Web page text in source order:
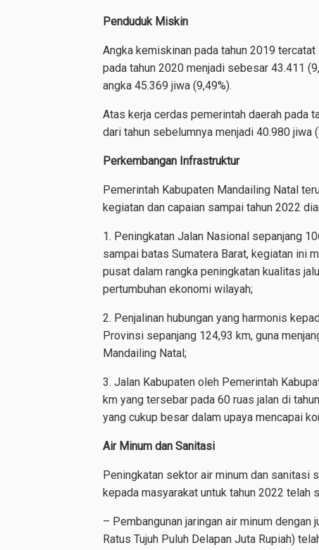
Penduduk Miskin
Angka kemiskinan pada tahun 2019
pada tahun 2020 menjadi sebesar 43.411
angka 45.369 jiwa (9,49%).
Atas kerja cerdas pemerintah daerah pada
dari tahun sebelumnya menjadi 40.980 jiwa
Perkembangan Infrastruktur
Pemerintah Kabupaten Mandailing Natal
kegiatan dan capaian sampai tahun 2022
1. Peningkatan Jalan Nasional sepanjang
sampai batas Sumatera Barat, kegiatan ini
pusat dalam rangka peningkatan kualitas
pertumbuhan ekonomi wilayah;
2. Penjalinan hubungan yang harmonis
Provinsi sepanjang 124,93 km, guna
Mandailing Natal;
3. Jalan Kabupaten oleh Pemerintah
km yang tersebar pada 60 ruas jalan di
yang cukup besar dalam upaya mencapai
Air Minum dan Sanitasi
Peningkatan sektor air minum dan sanitasi
kepada masyarakat untuk tahun 2022 telah
– Pembangunan jaringan air minum dengan
Ratus Tujuh Puluh Delapan Juta Rupiah)